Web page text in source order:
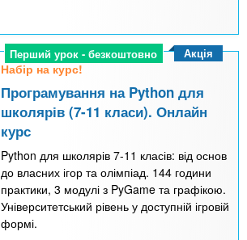
Перший урок - безкоштовно
Набір на курс!
Програмування на Python для
школярів (7-11 класи). Онлайн
курс
Python для школярів 7-11 класів: від основ
до власних ігор та олімпіад. 144 години
практики, 3 модулі з PyGame та графікою.
Університетський рівень у доступній ігровій
формі.
Акція